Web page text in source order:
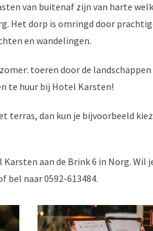
van buitenaf zijn van harte
Het dorp is omringd door
en wandelingen.
toeren door de
te huur bij Hotel Karsten!
terras, dan kun je bijvoorbeeld
Karsten aan de Brink 6 in Norg.
bel naar 0592-613484.